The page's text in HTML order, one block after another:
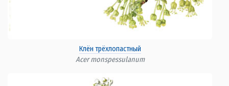
Клён трёхлопастный
Acer monspessulanum